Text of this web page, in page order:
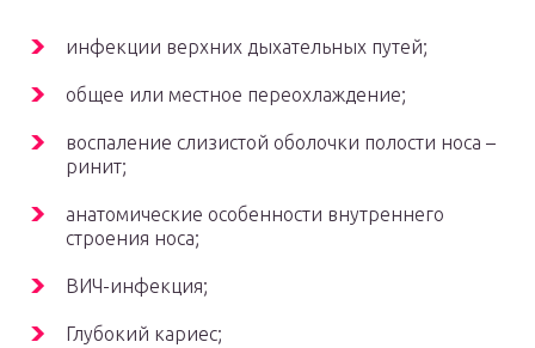
инфекции верхних дыхательных путей;
общее или местное переохлаждение;
воспаление слизистой оболочки полости носа –
ринит;
анатомические особенности внутреннего
строения носа;
ВИЧ-инфекция;
Глубокий кариес;